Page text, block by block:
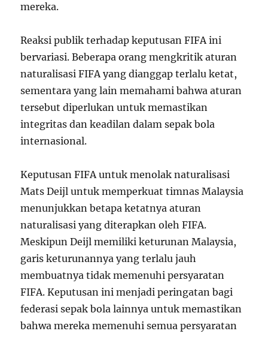
mereka.
Reaksi publik terhadap keputusan FIFA ini
bervariasi. Beberapa orang mengkritik aturan
naturalisasi FIFA yang dianggap terlalu ketat,
sementara yang lain memahami bahwa aturan
tersebut diperlukan untuk memastikan
integritas dan keadilan dalam sepak bola
internasional.
Keputusan FIFA untuk menolak naturalisasi
Mats Deijl untuk memperkuat timnas Malaysia
menunjukkan betapa ketatnya aturan
naturalisasi yang diterapkan oleh FIFA.
Meskipun Deijl memiliki keturunan Malaysia,
garis keturunannya yang terlalu jauh
membuatnya tidak memenuhi persyaratan
FIFA. Keputusan ini menjadi peringatan bagi
federasi sepak bola lainnya untuk memastikan
bahwa mereka memenuhi semua persyaratan